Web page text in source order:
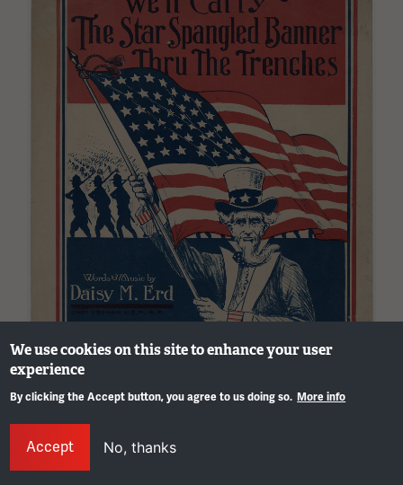
Couverture de
partition, vers 1917-
We use cookies on this site to enhance your user
experience
By clicking the Accept button, you agree to us doing so. More info
Accept No, thanks